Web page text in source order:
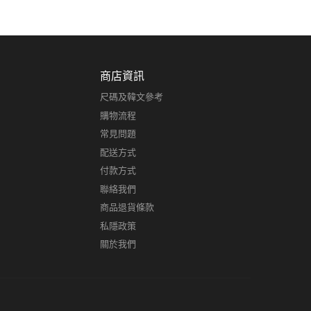
商店資訊
尺碼及韓文參考
購物流程
常見問題
配送方式
付款方式
聯絡我們
商品退貨條款
私隱政策
關於我們